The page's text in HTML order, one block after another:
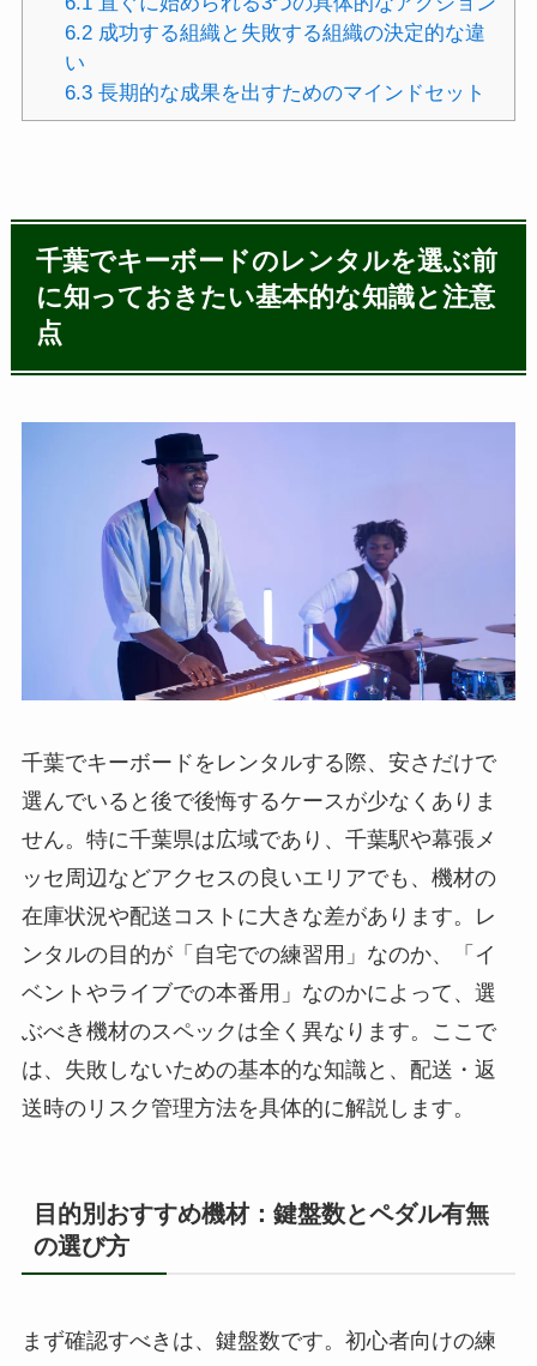
6.2 成功する組織と失敗する組織の決定的な違
い
6.3 長期的な成果を出すためのマインドセット
千葉でキーボードのレンタルを選ぶ前
に知っておきたい基本的な知識と注意
点
千葉でキーボードをレンタルする際、安さだけで
選んでいると後で後悔するケースが少なくありま
せん。特に千葉県は広域であり、千葉駅や幕張メ
ッセ周辺などアクセスの良いエリアでも、機材の
在庫状況や配送コストに大きな差があります。レ
ンタルの目的が「自宅での練習用」なのか、「イ
ベントやライブでの本番用」なのかによって、選
ぶべき機材のスペックは全く異なります。ここで
は、失敗しないための基本的な知識と、配送・返
送時のリスク管理方法を具体的に解説します。
目的別おすすめ機材：鍵盤数とペダル有無
の選び方
まず確認すべきは、鍵盤数です。初心者向けの練